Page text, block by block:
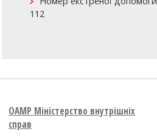
112
OAMP Міністерство внутрішніх
справ